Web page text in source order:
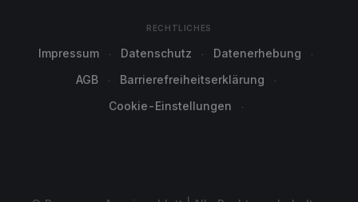
RECHTLICHES
Impressum Datenschutz
Datenerhebung
AGB
Barrierefreiheitserklärung
Cookie-Einstellungen